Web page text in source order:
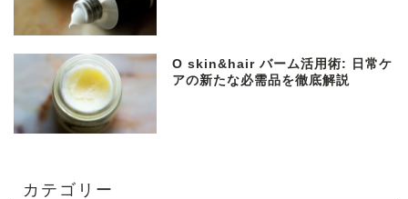
O skin&hair バーム活用術: 日常ケ
アの新たな必需品を徹底解説
カテゴリー